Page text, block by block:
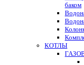
баком
КОТЛЫ